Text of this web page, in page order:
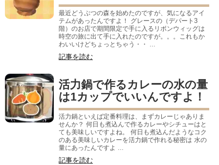
最近どうぶつの森を始めたのですが、気になるアイ
テムがあったんですよ！ グレースの（デパート3
階）のお店で期間限定で手に入るリボンウィッグは
時空の旅に出て手に入れたのですが。。。これもか
わいいけどちょっとちゃう・・ ...
記事を読む
活力鍋で作るカレーの水の量
は1カップでいいんですよ！
活力鍋といえば定番料理は、まずカレーじゃありま
せんか？ 何日も煮込んで作るカレーやシチューはと
ても美味しいですよね。 何日も煮込んだようなコク
のある美味しいカレーを活力鍋で作れる秘密は 水の
量にあったんですよ ...
記事を読む